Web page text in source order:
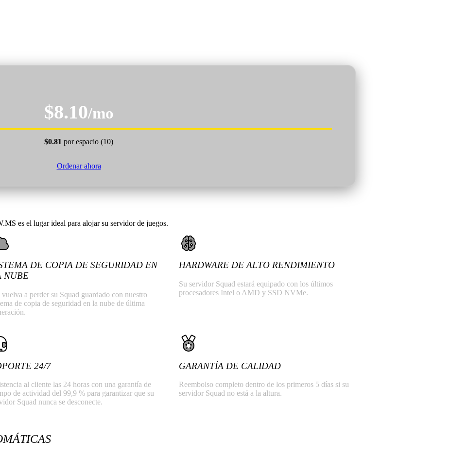
$8.10/mo
$0.81 por espacio (10)
Ordenar ahora
es el lugar ideal para alojar su servidor de juegos.
DE COPIA DE SEGURIDAD EN
NUBE
a perder su Squad guardado con nuestro
de copia de seguridad en la nube de última
HARDWARE DE ALTO RENDIMIENTO
Su servidor Squad estará equipado con los últimos
procesadores Intel o AMD y SSD NVMe.
24/7
al cliente las 24 horas con una garantía de
de actividad del 99,9 % para garantizar que su
Squad nunca se desconecte.
GARANTÍA DE CALIDAD
Reembolso completo dentro de los primeros 5 días si su
servidor Squad no está a la altura.